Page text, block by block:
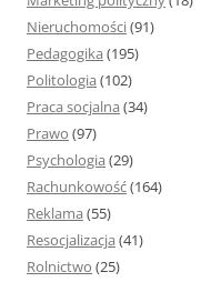
Nieruchomości(91)
Pedagogika (195)
Politologia (102)
Praca socjalna (34)
Prawo (97)
Psychologia (29)
Rachunkowość(164)
Reklama (55)
Resocjalizacja (41)
Rolnictwo (25)